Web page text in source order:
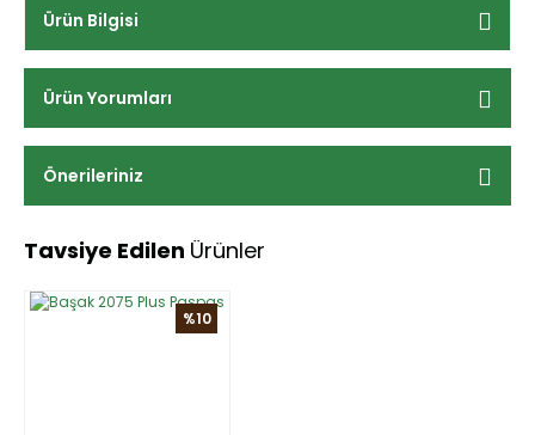
Ürün Bilgisi
Ürün Yorumları
Önerileriniz
Tavsiye Edilen Ürünler
%10